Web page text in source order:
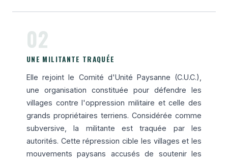
02
UNE MILITANTE TRAQUÉE
Elle rejoint le Comité d'Unité Paysanne (C.U.C.),
une organisation constituée pour défendre les
villages contre l'oppression militaire et celle des
grands propriétaires terriens. Considérée comme
subversive, la militante est traquée par les
autorités. Cette répression cible les villages et les
mouvements paysans accusés de soutenir les